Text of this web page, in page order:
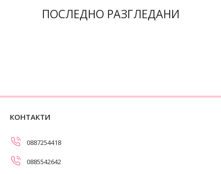
ПОСЛЕДНО РАЗГЛЕДАНИ
КОНТАКТИ
0887254418
0885542642